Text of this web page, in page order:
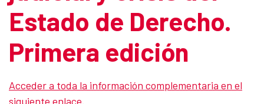
Estado de Derecho.
Primera edición
Acceder a toda la información complementaria en el
siguiente enlace.